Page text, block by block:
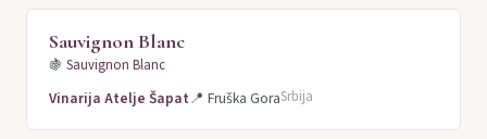
Sauvignon Blanc
🍇 Sauvignon Blanc
Vinarija Atelje Šapat📍 Fruška GoraSrbija